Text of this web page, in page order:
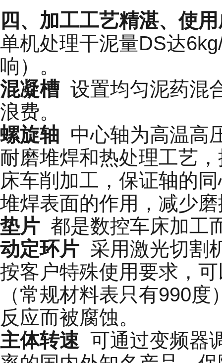
四、加工工艺精湛、使
单机处理干泥量DS达
响）。
混凝槽设置均匀泥药混
浪费。
螺旋轴 中心轴为高温高
耐磨堆焊和热处理工艺
床车削加工，保证轴的
堆焊表面的作用，减少
垫片 都是数控车床加工
动定环片 采用激光切割
按客户特殊使用要求，
（常规材料表只有990
反应而被腐蚀。
主体转速 可通过变频器